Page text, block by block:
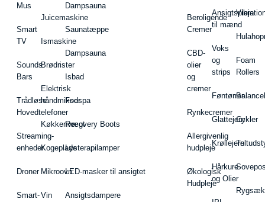
Mus
Smart
TV
Sounds
Bars
Trådløse
Hovedtelefoner
Streaming-
enheder
Droner
Smart-
Juicemaskine
Ismaskine
Brødrister
Elektrisk
håndmikser
Køkkenvægt
Kogeplade
Mikroovn
Vin
Dampsauna
Saunatæppe
Dampsauna
Isbad
Fodspa
Recovery Boots
Lysterapilamper
LED-masker til ansigtet
Ansigtsdampere
Beroligende
Cremer
CBD-
olier
og
cremer
Rynkecremer
Allergivenlig
hudpleje
Økologisk
Hudpleje
Ansigtspleje
til mænd
Voks
og
strips
Føntørrer
Glattejern
Krøllejern
Hårkure
og Olier
Foam
Rollers
Cykler